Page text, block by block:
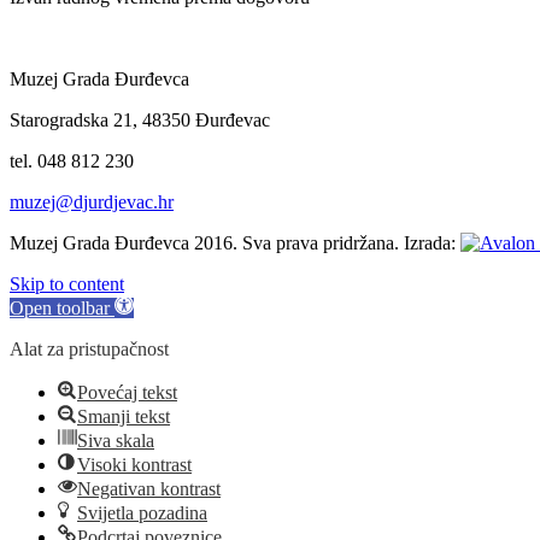
Muzej Grada Đurđevca
Starogradska 21, 48350 Đurđevac
tel. 048 812 230
muzej@djurdjevac.hr
Muzej Grada Đurđevca 2016. Sva prava pridržana. Izrada:
Skip to content
Open toolbar
Alat za pristupačnost
Povećaj tekst
Smanji tekst
Siva skala
Visoki kontrast
Negativan kontrast
Svijetla pozadina